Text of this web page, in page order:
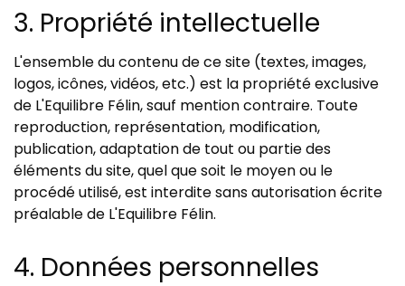
3. Propriété intellectuelle
L'ensemble du contenu de ce site (textes, images,
logos, icônes, vidéos, etc.) est la propriété exclusive
de L'Equilibre Félin, sauf mention contraire. Toute
reproduction, représentation, modification,
publication, adaptation de tout ou partie des
éléments du site, quel que soit le moyen ou le
procédé utilisé, est interdite sans autorisation écrite
préalable de L'Equilibre Félin.
4. Données personnelles